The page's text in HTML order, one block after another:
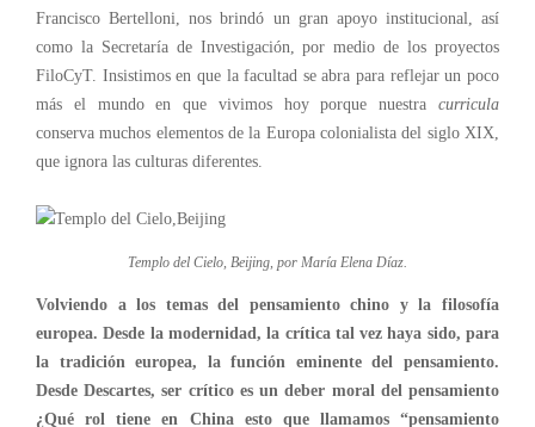
Francisco Bertelloni, nos brindó un gran apoyo institucional, así
como la Secretaría de Investigación, por medio de los proyectos
FiloCyT. Insistimos en que la facultad se abra para reflejar un poco
más el mundo en que vivimos hoy porque nuestra curricula
conserva muchos elementos de la Europa colonialista del siglo XIX,
que ignora las culturas diferentes.
Templo del Cielo, Beijing, por María Elena Díaz.
Volviendo a los temas del pensamiento chino y la filosofía
europea. Desde la modernidad, la crítica tal vez haya sido, para
la tradición europea, la función eminente del pensamiento.
Desde Descartes, ser crítico es un deber moral del pensamiento
¿Qué rol tiene en China esto que llamamos “pensamiento